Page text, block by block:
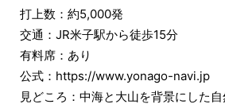
打上数：約5,000発
交通：JR米子駅から徒歩15分
有料席：あり
公式：https://www.yonago-navi.jp
見どころ：中海と大山を背景にした